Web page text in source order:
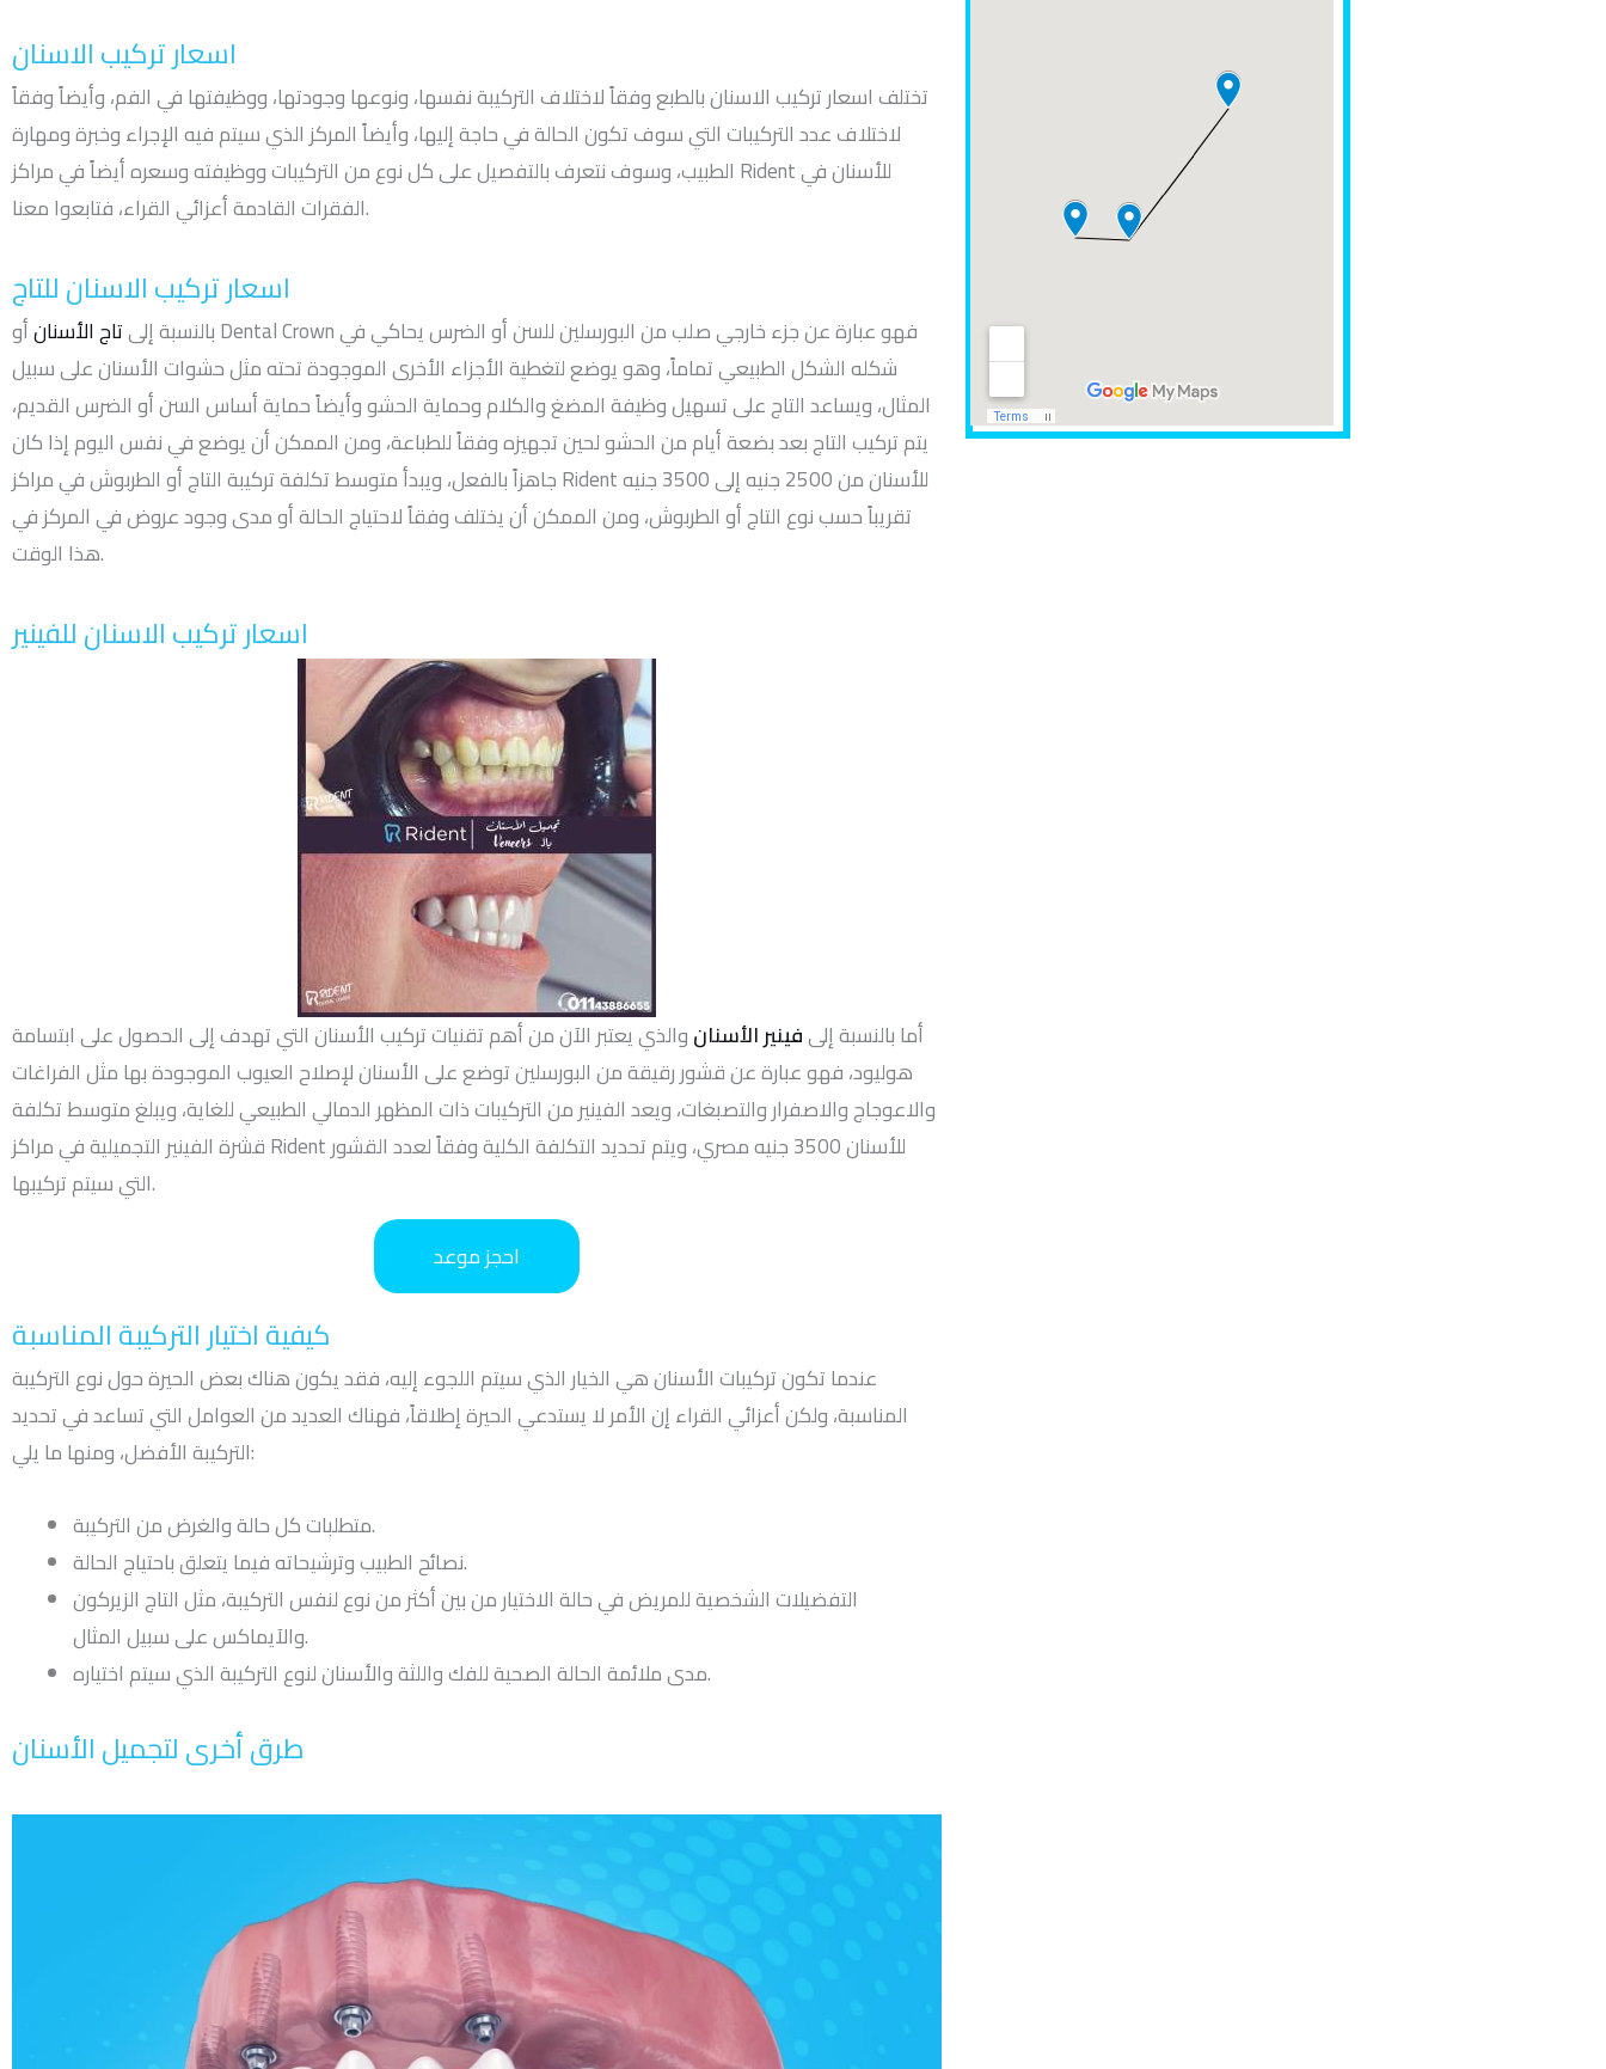
اسعار تركيب الاسنان
تختلف اسعار تركيب الاسنان بالطبع وفقاً لاختلاف التركيبة نفسها، ونوعها وجودتها، ووظيفتها في الفم، وأيضاً وفقاً
لاختلاف عدد التركيبات التي سوف تكون الحالة في حاجة إليها، وأيضاً المركز الذي سيتم فيه الإجراء وخبرة ومهارة
الطبيب، وسوف نتعرف بالتفصيل على كل نوع من التركيبات ووظيفته وسعره أيضاً في مراكز Rident للأسنان في
الفقرات القادمة أعزائي القراء، فتابعوا معنا.
اسعار تركيب الاسنان للتاج
بالنسبة إلىتاج الأسنانأو Dental Crown فهو عبارة عن جزء خارجي صلب من البورسلين للسن أو الضرس يحاكي في
شكله الشكل الطبيعي تماماً، وهو يوضع لتغطية الأجزاء الأخرى الموجودة تحته مثل حشوات الأسنان على سبيل
المثال، ويساعد التاج على تسهيل وظيفة المضغ والكلام وحماية الحشو وأيضاً حماية أساس السن أو الضرس القديم،
يتم تركيب التاج بعد بضعة أيام من الحشو لحين تجهيزه وفقاً للطباعة، ومن الممكن أن يوضع في نفس اليوم إذا كان
جاهزاً بالفعل، ويبدأ متوسط تكلفة تركيبة التاج أو الطربوش في مراكز Rident للأسنان من 2500 جنيه إلى 3500 جنيه
تقريباً حسب نوع التاج أو الطربوش، ومن الممكن أن يختلف وفقاً لاحتياج الحالة أو مدى وجود عروض في المركز في
هذا الوقت.
اسعار تركيب الاسنان للفينير
أما بالنسبة إلىفينير الأسنانوالذي يعتبر الآن من أهم تقنيات تركيب الأسنان التي تهدف إلى الحصول على ابتسامة
هوليود، فهو عبارة عن قشور رقيقة من البورسلين توضع على الأسنان لإصلاح العيوب الموجودة بها مثل الفراغات
والاعوجاج والاصفرار والتصبغات، ويعد الفينير من التركيبات ذات المظهر الدمالي الطبيعي للغاية، ويبلغ متوسط تكلفة
قشرة الفينير التجميلية في مراكز Rident للأسنان 3500 جنيه مصري، ويتم تحديد التكلفة الكلية وفقاً لعدد القشور
التي سيتم تركيبها.
احجز موعد
كيفية اختيار التركيبة المناسبة
عندما تكون تركيبات الأسنان هي الخيار الذي سيتم اللجوء إليه، فقد يكون هناك بعض الحيرة حول نوع التركيبة
المناسبة، ولكن أعزائي القراء إن الأمر لا يستدعي الحيرة إطلاقاً، فهناك العديد من العوامل التي تساعد في تحديد
التركيبة الأفضل، ومنها ما يلي:
متطلبات كل حالة والغرض من التركيبة.
نصائح الطبيب وترشيحاته فيما يتعلق باحتياج الحالة.
التفضيلات الشخصية للمريض في حالة الاختيار من بين أكثر من نوع لنفس التركيبة، مثل التاج الزيركون
والآيماكس على سبيل المثال.
مدى ملائمة الحالة الصحية للفك واللثة والأسنان لنوع التركيبة الذي سيتم اختياره.
طرق أخرى لتجميل الأسنان